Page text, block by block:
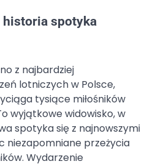
historia spotyka
z najbardziej
lotniczych w Polsce,
tysiące miłośników
wyjątkowe widowisko, w
spotyka się z najnowszymi
niezapomniane przeżycia
Wydarzenie